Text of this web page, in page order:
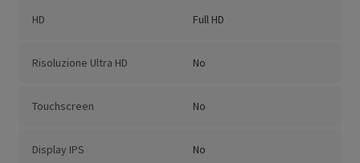
HD Full HD
Risoluzione Ultra HD No
Touchscreen No
Display IPS No